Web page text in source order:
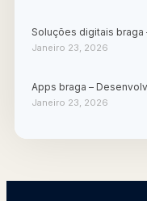
Soluções digitais braga
Janeiro 23, 2026
Apps braga –
Janeiro 23, 2026